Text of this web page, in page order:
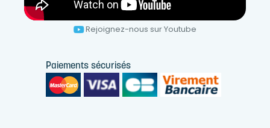
Rejoignez-nous sur Youtube
Paiements sécurisés